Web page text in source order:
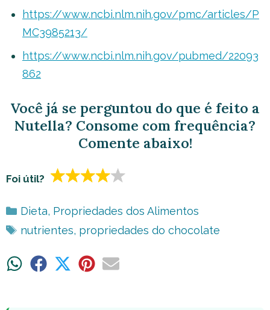
https://www.ncbi.nlm.nih.gov/pmc/articles/P
MC3985213/
https://www.ncbi.nlm.nih.gov/pubmed/22093
862
Você já se perguntou do que é feito a
Nutella? Consome com frequência?
Comente abaixo!
Foi útil?
Categorias
Dieta, Propriedades dos Alimentos
Tags
nutrientes, propriedades do chocolate
ShareShare ShareShareShare